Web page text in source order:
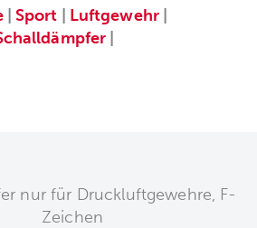
| Sport Luftgewehr|
nur für Druckluftgewehre, F-
Zeichen